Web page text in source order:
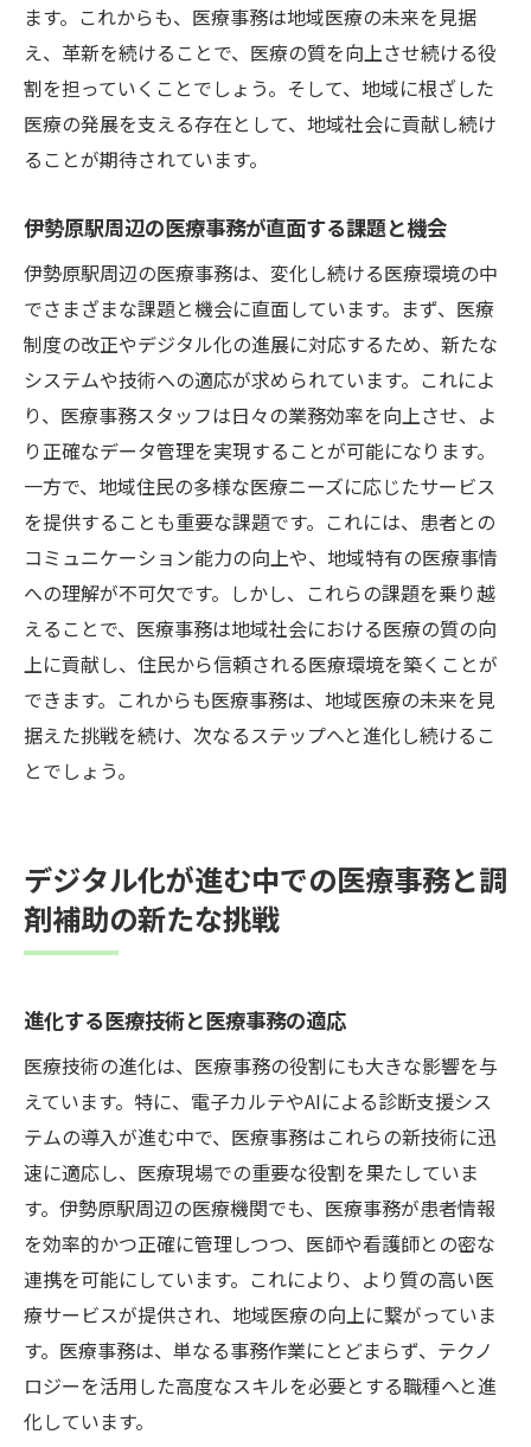
ます。これからも、医療事務は地域医療の未来を見据
え、革新を続けることで、医療の質を向上させ続ける役
割を担っていくことでしょう。そして、地域に根ざした
医療の発展を支える存在として、地域社会に貢献し続け
ることが期待されています。
伊勢原駅周辺の医療事務が直面する課題と機会
伊勢原駅周辺の医療事務は、変化し続ける医療環境の中
でさまざまな課題と機会に直面しています。まず、医療
制度の改正やデジタル化の進展に対応するため、新たな
システムや技術への適応が求められています。これによ
り、医療事務スタッフは日々の業務効率を向上させ、よ
り正確なデータ管理を実現することが可能になります。
一方で、地域住民の多様な医療ニーズに応じたサービス
を提供することも重要な課題です。これには、患者との
コミュニケーション能力の向上や、地域特有の医療事情
への理解が不可欠です。しかし、これらの課題を乗り越
えることで、医療事務は地域社会における医療の質の向
上に貢献し、住民から信頼される医療環境を築くことが
できます。これからも医療事務は、地域医療の未来を見
据えた挑戦を続け、次なるステップへと進化し続けるこ
とでしょう。
デジタル化が進む中での医療事務と調
剤補助の新たな挑戦
進化する医療技術と医療事務の適応
医療技術の進化は、医療事務の役割にも大きな影響を与
えています。特に、電子カルテやAIによる診断支援シス
テムの導入が進む中で、医療事務はこれらの新技術に迅
速に適応し、医療現場での重要な役割を果たしていま
す。伊勢原駅周辺の医療機関でも、医療事務が患者情報
を効率的かつ正確に管理しつつ、医師や看護師との密な
連携を可能にしています。これにより、より質の高い医
療サービスが提供され、地域医療の向上に繋がっていま
す。医療事務は、単なる事務作業にとどまらず、テクノ
ロジーを活用した高度なスキルを必要とする職種へと進
化しています。